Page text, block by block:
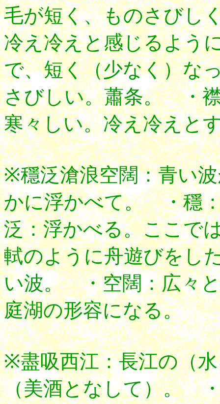
毛が短く、ものさびし
冷え冷えと感じるよう
で、短く（少なく）な
さびしい。蕭条。 ・
寒々しい。冷え冷えと
※穩泛滄浪空闊：青い
かに浮かべて。 ・穩
泛：浮かべる。ここで
軾のように舟遊びをし
い波。 ・空闊：広々
庭湖の形容になる。
※盡吸西江：長江の（
（美酒となして）。